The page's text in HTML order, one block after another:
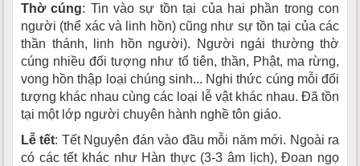
Thờ cúng: Tin vào sự tồn tại của hai phần trong con
người (thể xác và linh hồn) cũng như sự tồn tại của các
thần thánh, linh hồn người). Người ngái thường thờ
cúng nhiều đối tượng như tổ tiên, thần, Phật, ma rừng,
vong hồn thập loại chúng sinh... Nghi thức cúng mỗi đối
tượng khác nhau cùng các loại lễ vật khác nhau. Ðã tồn
tại một lớp người chuyên hành nghề tôn giáo.
Lễ tết: Tết Nguyên đán vào đầu mỗi năm mới. Ngoài ra
có các tết khác như Hàn thực (3-3 âm lịch), Ðoan ngọ